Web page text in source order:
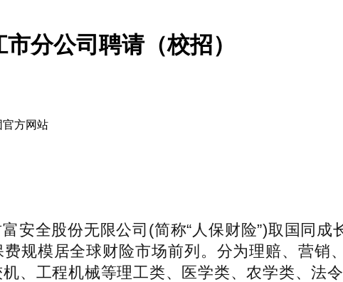
分公司聘请（校招）
官方网站
全股份无限公司(简称“人保财险”)取国同成
规模居全球财险市场前列。分为理赔、营
、工程机械等理工类、医学类、农学类、法令